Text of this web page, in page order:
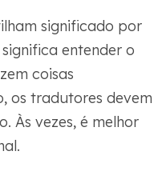
significado por
entender o
coisas
os tradutores devem
Às vezes, é melhor